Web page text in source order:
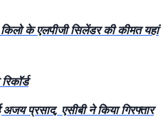
के एलपीजी सिलेंडर की कीमत यहां
प्रसाद, एसीबी ने किया गिरफ्तार